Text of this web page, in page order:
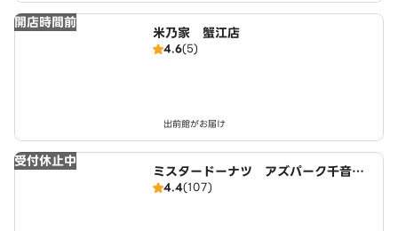
開店時間前
米乃家 蟹江店
4.6(5)
出前館がお届け
受付休止中
ミスタードーナツ アズパーク千音寺
ショップ
4.4(107)